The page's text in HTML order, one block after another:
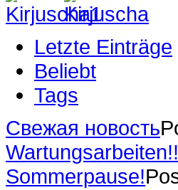
Letzte Einträge
Beliebt
Tags
Свежая новость
Wartungsarbeiten!!
Sommerpause!